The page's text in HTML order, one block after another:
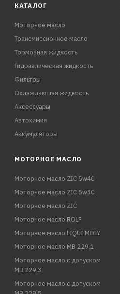
КАТАЛОГ
Моторное масло
Трансмиссионное масло
Тормозная жидкость
Гидравлическая жидкость
Фильтры
Охлаждающая жидкость
Аксессуары
Автохимия
Аккумуляторы
МОТОРНОЕ МАСЛО
Моторное масло ZIC 5w40
Моторное масло ZIC 5w30
Моторное масло ZIC
Моторное масло ROLF
Моторное масло LIQUI MOLY
Моторное масло MB 229.1
Моторное масло с допуском
MB 229.3
Моторное масло с допуском